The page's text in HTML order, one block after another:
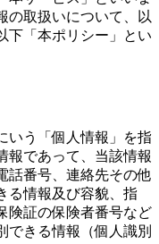
の取扱いについて、以
下「本ポリシー」とい
いう「個人情報」を指
報であって、当該情報
話番号、連絡先その他
る情報及び容貌、指
険証の保険者番号など
できる情報（個人識別